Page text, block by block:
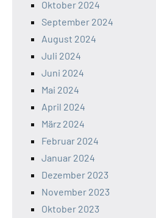
Oktober 2024
September 2024
August 2024
Juli 2024
Juni 2024
Mai 2024
April 2024
März 2024
Februar 2024
Januar 2024
Dezember 2023
November 2023
Oktober 2023